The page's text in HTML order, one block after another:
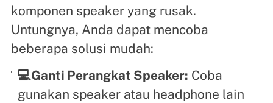
komponen speaker yang rusak.
Untungnya, Anda dapat mencoba
beberapa solusi mudah:
💻Ganti Perangkat Speaker: Coba
gunakan speaker atau headphone lain